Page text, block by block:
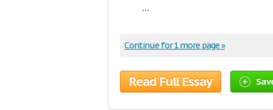
...
Continue for 1 more page »
Read Full Essay